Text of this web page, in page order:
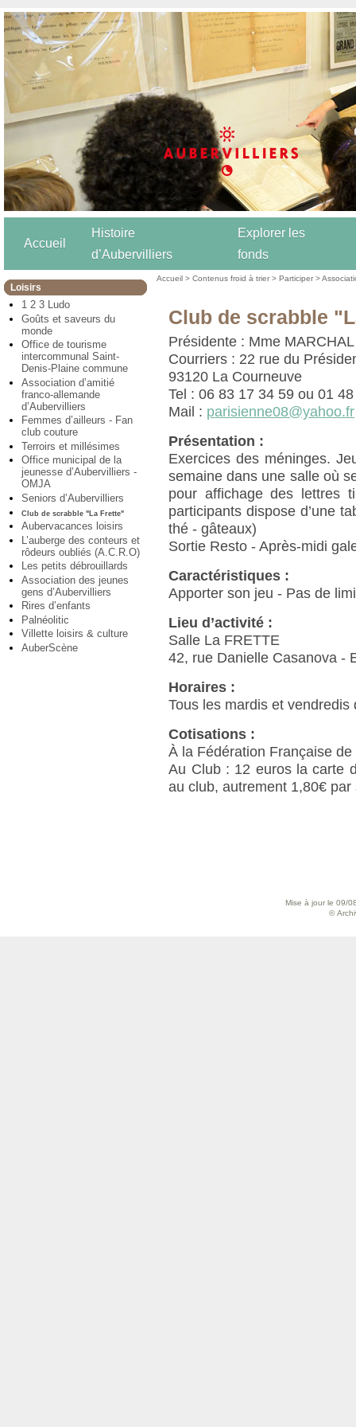
Accueil
Histoire
d’Aubervilliers
Explorer les
fonds
Loisirs
1 2 3 Ludo
Goûts et saveurs du
monde
Office de tourisme
intercommunal Saint-
Denis-Plaine commune
Association d’amitié
franco-allemande
d’Aubervilliers
Femmes d’ailleurs - Fan
club couture
Terroirs et millésimes
Office municipal de la
jeunesse d’Aubervilliers -
OMJA
Seniors d’Aubervilliers
Club de scrabble "La Frette"
Aubervacances loisirs
L’auberge des conteurs et
rôdeurs oubliés (A.C.R.O)
Les petits débrouillards
Association des jeunes
gens d’Aubervilliers
Rires d’enfants
Palnéolitic
Villette loisirs & culture
AuberScène
Accueil >Contenus froid à trier >Participer >
Club de scrabble
Présidente : Mme
Courriers : 22 rue du
93120 La Courneuve
Tel : 06 83 17 34 59 ou 01
Mail : parisienne08@yahoo.fr
Présentation :
Exercices des méninges.
semaine dans une salle où
pour affichage des lettres
participants dispose d’une
thé - gâteaux)
Sortie Resto - Après-midi
Caractéristiques :
Apporter son jeu - Pas de
Lieu d’activité :
Salle La FRETTE
42, rue Danielle Casanova -
Horaires :
Tous les mardis et vendredis
Cotisations :
À la Fédération Française
Au Club : 12 euros la carte
au club, autrement 1,80€
Mise à jour le 09/
©